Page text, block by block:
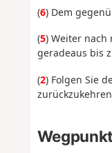
(6) Dem
(5) Weiter nach
geradeaus bis
(2) Folgen Sie